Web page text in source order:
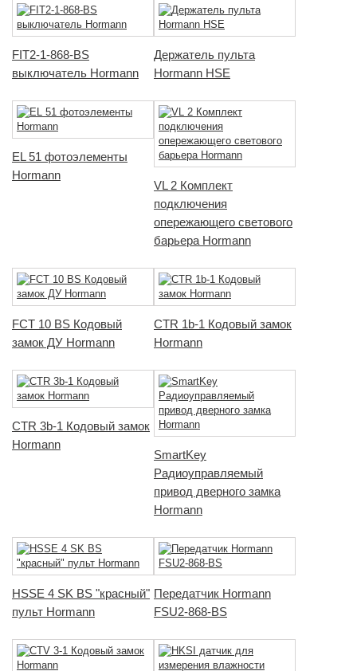
FIT2-1-868-BS
выключатель Hormann
Держатель пульта
Hormann HSE
EL 51 фотоэлементы
Hormann
VL 2 Комплект
подключения
опережающего светового
барьера Hormann
FCT 10 BS Кодовый
замок ДУ Hormann
CTR 1b-1 Кодовый замок
Hormann
CTR 3b-1 Кодовый замок
Hormann
SmartKey
Радиоуправляемый
привод дверного замка
Hormann
HSSE 4 SK BS "красный"
пульт Hormann
Передатчик Hormann
FSU2-868-BS